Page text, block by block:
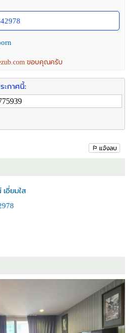
ดิน 500 เมตร
มตร
ขอบคุณครับ
ะกาศนี้:
แจ้งลบ
อี่ยมใส